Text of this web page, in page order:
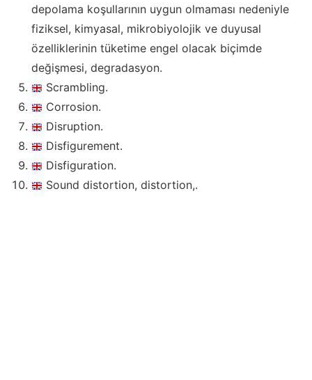
depolama koşullarının uygun olmaması nedeniyle
fiziksel, kimyasal, mikrobiyolojik ve duyusal
özelliklerinin tüketime engel olacak biçimde
değişmesi, degradasyon.
Scrambling.
Corrosion.
Disruption.
Disfigurement.
Disfiguration.
Sound distortion, distortion,.